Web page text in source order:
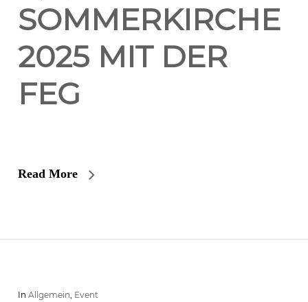
SOMMERKIRCHE
2025 MIT DER
FEG
Read More
In Allgemein, Event